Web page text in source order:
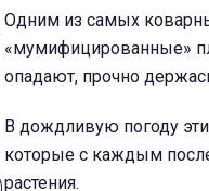
Одним из самых
«мумифицированные»
опадают, прочно
В дождливую погоду
которые с каждым
растения.